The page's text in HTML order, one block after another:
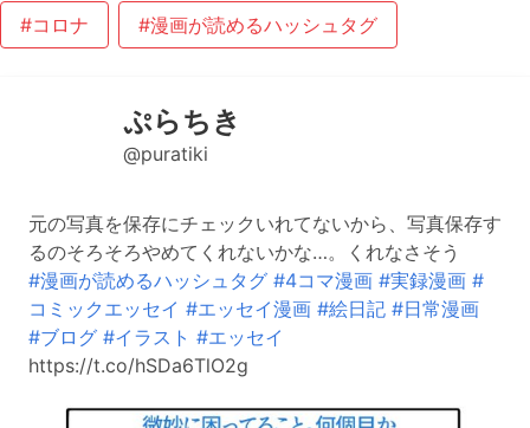
#コロナ #漫画が読めるハッシュタグ
ぷらちき
@puratiki
元の写真を保存にチェックいれてないから、写真保存す
るのそろそろやめてくれないかな…。くれなさそう
#漫画が読めるハッシュタグ #4コマ漫画 #実録漫画 #
コミックエッセイ #エッセイ漫画 #絵日記 #日常漫画
#ブログ #イラスト #エッセイ
https://t.co/hSDa6TlO2g